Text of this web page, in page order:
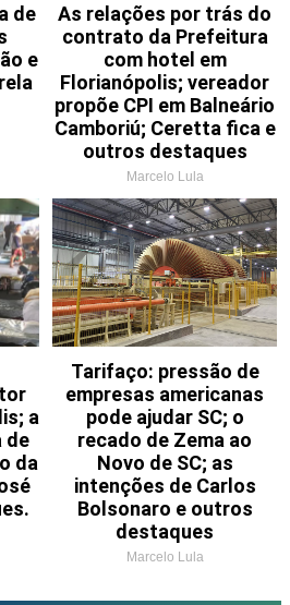
de
e
As relações por trás do
contrato da Prefeitura
com hotel em
Florianópolis; vereador
propõe CPI em Balneário
Camboriú; Ceretta fica e
outros destaques
Marcelo Lula
a
de
da
Tarifaço: pressão de
empresas americanas
pode ajudar SC; o
recado de Zema ao
Novo de SC; as
intenções de Carlos
Bolsonaro e outros
destaques
Marcelo Lula